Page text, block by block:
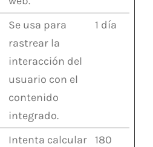
Se usa para
rastrear la
interacción del
usuario con el
contenido
integrado.
1 día
Intenta calcular
180